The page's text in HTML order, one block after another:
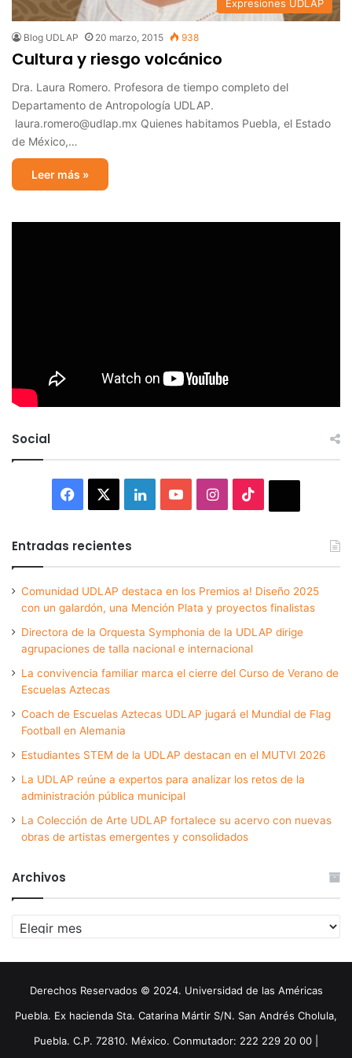
Expresiones UDLAP
Blog UDLAP 20 marzo, 2015 938
Cultura y riesgo volcánico
Dra. Laura Romero. Profesora de tiempo completo del
Departamento de Antropología UDLAP.
laura.romero@udlap.mx Quienes habitamos Puebla, el Estado
de México,…
Leer más »
Social
Facebook LinkedInYouTubeInstagram
Entradas recientes
Comunidad UDLAP destaca en los Premios a! Diseño 2025
con un galardón, una Mención Plata y proyectos finalistas
Directora de la Orquesta Symphonia de la UDLAP dirige
agrupaciones de talla nacional e internacional
La convivencia familiar marca el cierre del Curso de Verano de
Escuelas Aztecas
Coach de Escuelas Aztecas UDLAP jugará el Mundial de Flag
Football en Alemania
Estudiantes STEM de la UDLAP destacan en el MUTVI 2026
La UDLAP reúne a expertos para analizar los retos de la
administración pública municipal
La Colección de Arte UDLAP fortalece su acervo con nuevas
obras de artistas emergentes y consolidados
Archivos
Archivos
Derechos Reservados © 2024. Universidad de las Américas
Puebla. Ex hacienda Sta. Catarina Mártir S/N. San Andrés Cholula,
Puebla. C.P. 72810. México. Conmutador: 222 229 20 00 |